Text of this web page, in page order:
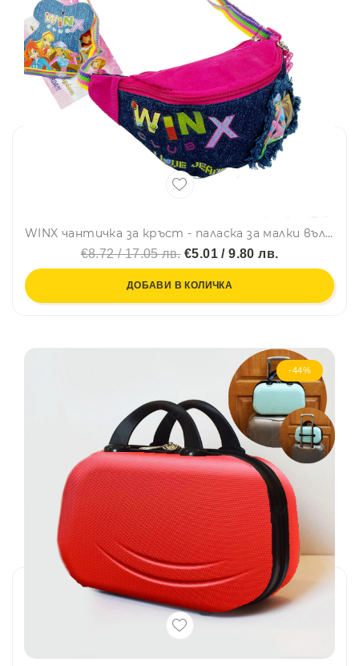
WINX чантичка за кръст - паласка за малки вълшебни принцеси
€8.72 / 17.05 лв.€5.01 / 9.80 лв.
ДОБАВИ В КОЛИЧКА
-44%